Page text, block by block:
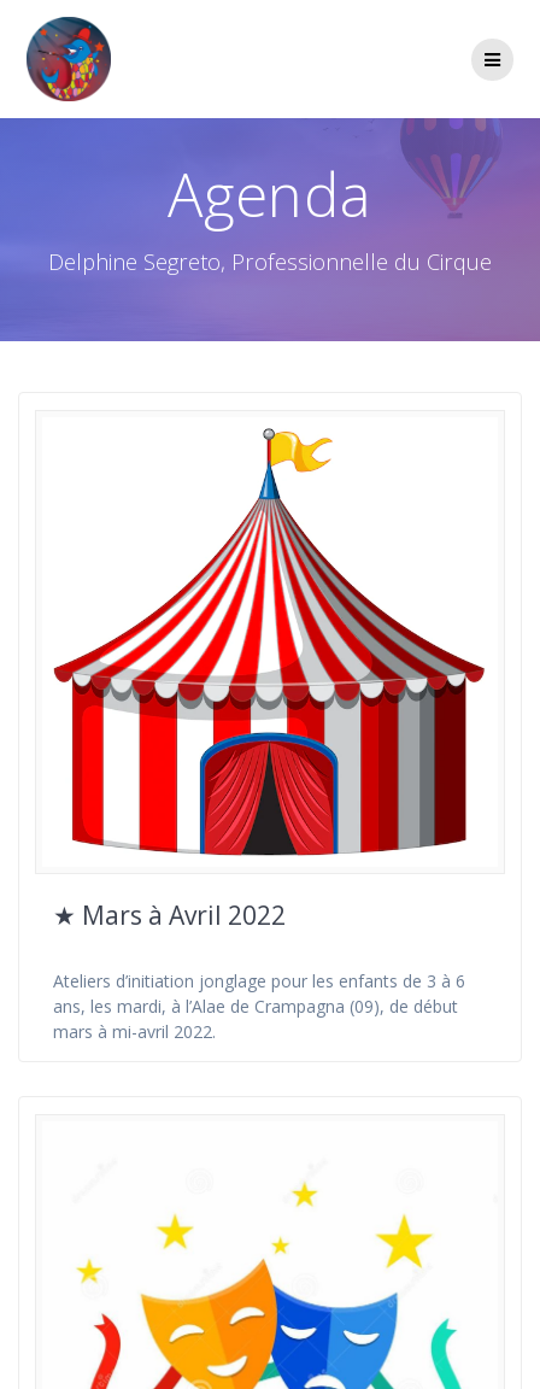
Agenda
Delphine Segreto, Professionnelle du Cirque
★ Mars à Avril 2022
Ateliers d’initiation jonglage pour les enfants de 3 à 6
ans, les mardi, à l’Alae de Crampagna (09), de début
mars à mi-avril 2022.